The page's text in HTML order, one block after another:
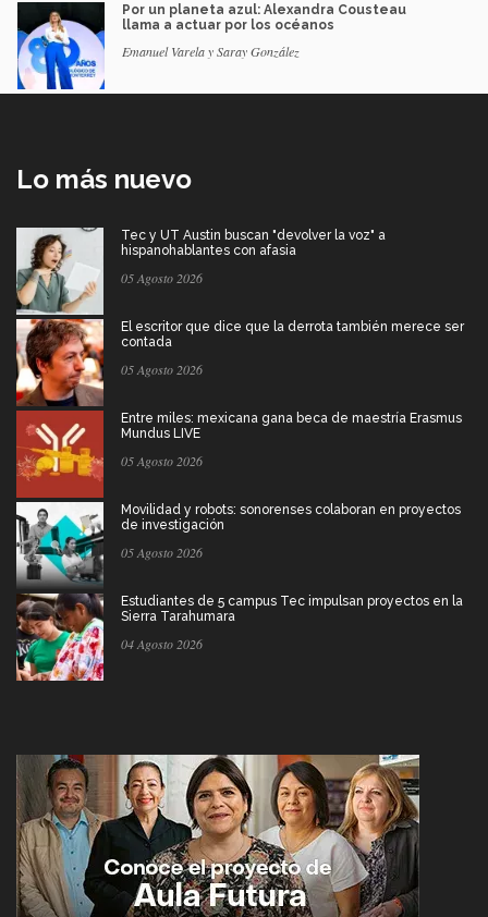
Por un planeta azul: Alexandra Cousteau
llama a actuar por los océanos
Emanuel Varela y Saray González
Lo más nuevo
Tec y UT Austin buscan "devolver la voz" a
hispanohablantes con afasia
05 Agosto 2026
El escritor que dice que la derrota también merece ser
contada
05 Agosto 2026
Entre miles: mexicana gana beca de maestría Erasmus
Mundus LIVE
05 Agosto 2026
Movilidad y robots: sonorenses colaboran en proyectos
de investigación
05 Agosto 2026
Estudiantes de 5 campus Tec impulsan proyectos en la
Sierra Tarahumara
04 Agosto 2026